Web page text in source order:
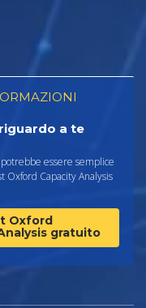
a te
essere semplice
Oxford Capacity Analysis
Oxford
gratuito